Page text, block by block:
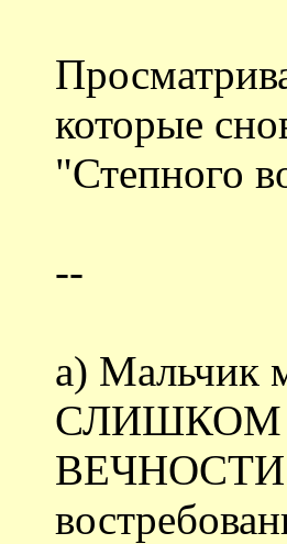
которые
"Степного
--
а) Мальчик
СЛИШКОМ
ВЕЧНОСТИ.